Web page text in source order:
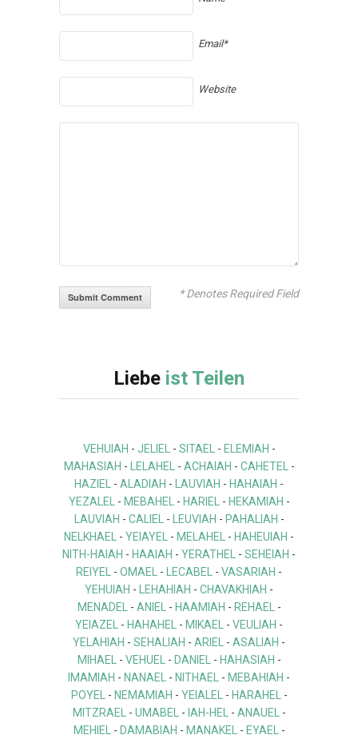
Email*
Website
* Denotes Required Field
Liebe ist Teilen
VEHUIAH - JELIEL- SITAEL- ELEMIAH -
MAHASIAH - LELAHEL- ACHAIAH - CAHETEL-
HAZIEL - ALADIAH - LAUVIAH - HAHAIAH -
YEZALEL- MEBAHEL- HARIEL- HEKAMIAH -
LAUVIAH - CALIEL- LEUVIAH - PAHALIAH -
NELKHAEL - YEIAYEL - MELAHEL - HAHEUIAH -
NITH-HAIAH - HAAIAH - YERATHEL - SEHEIAH -
REIYEL - OMAEL - LECABEL - VASARIAH -
YEHUIAH - LEHAHIAH - CHAVAKHIAH -
MENADEL- ANIEL- HAAMIAH - REHAEL-
YEIAZEL - HAHAHEL - MIKAEL - VEULIAH -
YELAHIAH - SEHALIAH - ARIEL - ASALIAH -
MIHAEL- VEHUEL- DANIEL- HAHASIAH -
IMAMIAH - NANAEL - NITHAEL - MEBAHIAH -
POYEL- NEMAMIAH - YEIALEL- HARAHEL-
MITZRAEL- UMABEL- IAH-HEL- ANAUEL-
MEHIEL- DAMABIAH - MANAKEL- EYAEL-